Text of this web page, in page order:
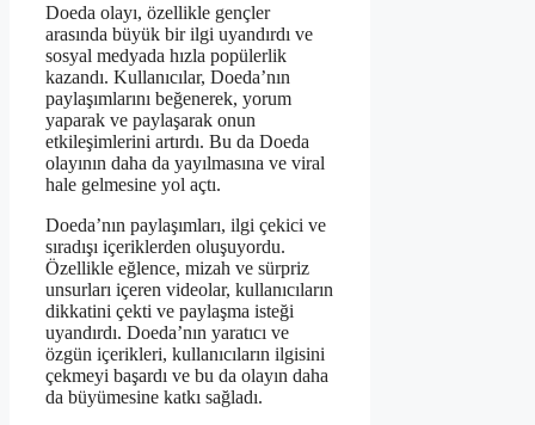
Doeda olayı, özellikle gençler
arasında büyük bir ilgi uyandırdı ve
sosyal medyada hızla popülerlik
kazandı. Kullanıcılar, Doeda’nın
paylaşımlarını beğenerek, yorum
yaparak ve paylaşarak onun
etkileşimlerini artırdı. Bu da Doeda
olayının daha da yayılmasına ve viral
hale gelmesine yol açtı.
Doeda’nın paylaşımları, ilgi çekici ve
sıradışı içeriklerden oluşuyordu.
Özellikle eğlence, mizah ve sürpriz
unsurları içeren videolar, kullanıcıların
dikkatini çekti ve paylaşma isteği
uyandırdı. Doeda’nın yaratıcı ve
özgün içerikleri, kullanıcıların ilgisini
çekmeyi başardı ve bu da olayın daha
da büyümesine katkı sağladı.